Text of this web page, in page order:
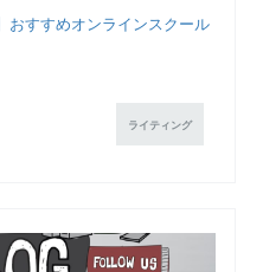
おすすめオンラインスクール
ライティング